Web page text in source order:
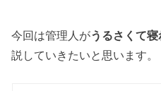
今回は管理人がうるさくて
説していきたいと思います。